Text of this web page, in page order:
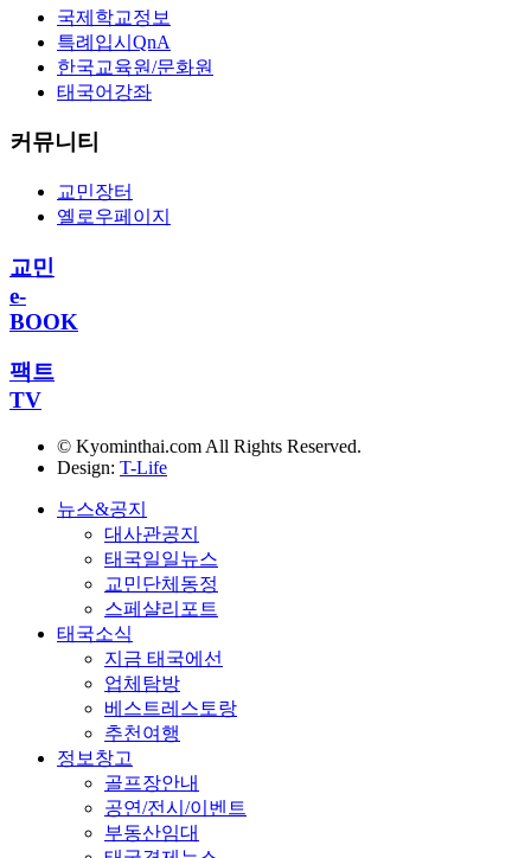
국제학교정보
특례입시QnA
한국교육원/문화원
태국어강좌
커뮤니티
교민장터
옐로우페이지
교민
e-
BOOK
팩트
TV
© Kyominthai.com All Rights Reserved.
Design: T-Life
뉴스&공지
대사관공지
태국일일뉴스
교민단체동정
스페샬리포트
태국소식
지금 태국에선
업체탐방
베스트레스토랑
추천여행
정보창고
골프장안내
공연/전시/이벤트
부동산임대